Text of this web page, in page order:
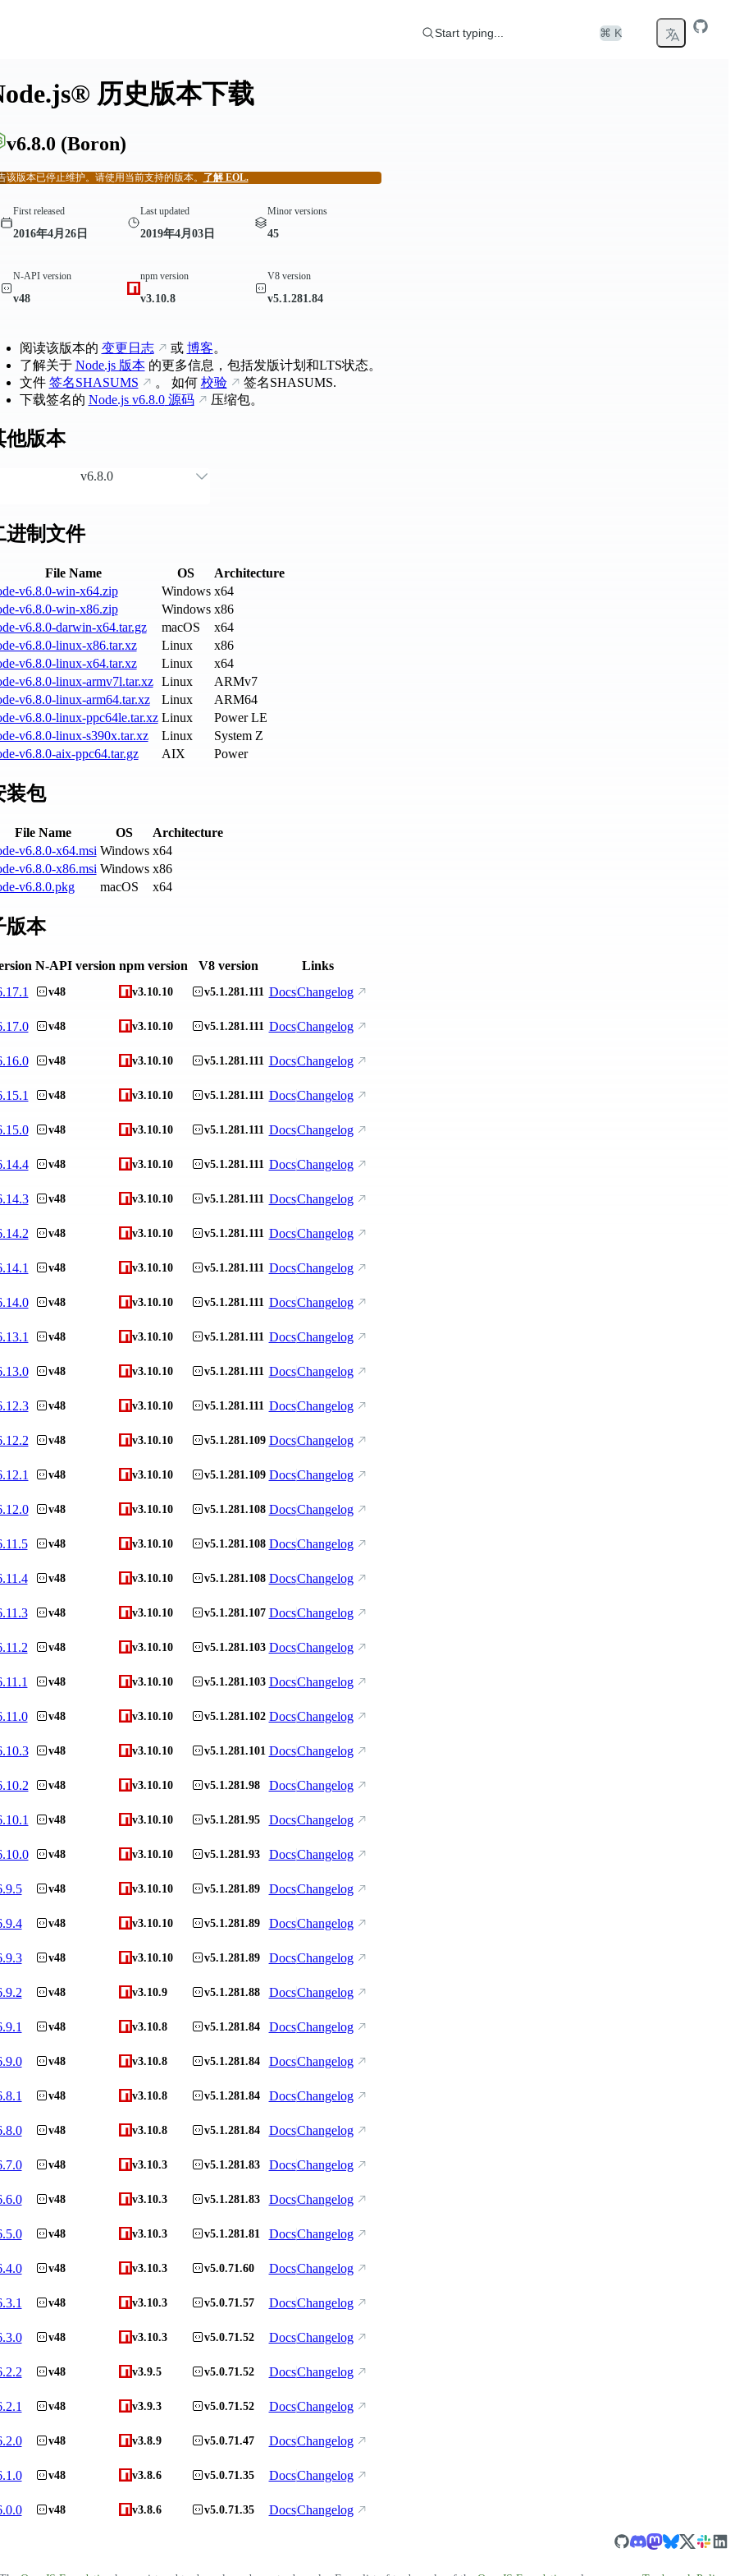
Start typing... ⌘ K
历史版本下载
v6.8.0 (Boron)
该版本已停止维护。请使用当前支持的版本。 了解 EOL.
First released
2016年4月26日
Last updated
2019年4月03日
Minor versions
45
N-API version
v48
npm version
v3.10.8
V8 version
v5.1.281.84
阅读该版本的 变更日志 或 博客。
了解关于 Node.js 版本的更多信息，包括发版计划和LTS状态。
文件 签名SHASUMS 。 如何 校验
签名SHASUMS.
下载签名的 Node.js v6.8.0源码 压缩包。
他版本
v6.8.0
进制文件
File Name OS
Architecture
v6.8.0-win-x64.zip
Windows x64
v6.8.0-win-x86.zip
Windows x86
v6.8.0-darwin-x64.tar.gz
macOS
x64
v6.8.0-linux-x86.tar.xz
Linux
x86
v6.8.0-linux-x64.tar.xz
Linux
x64
v6.8.0-linux-armv7l.tar.xz
Linux
ARMv7
v6.8.0-linux-arm64.tar.xz
Linux
ARM64
v6.8.0-linux-ppc64le.tar.xz Linux
Power LE
v6.8.0-linux-s390x.tar.xz
Linux
System Z
v6.8.0-aix-ppc64.tar.gz
AIX Power
装包
File Name OS
Architecture
v6.8.0-x64.msi Windows x64
v6.8.0-x86.msi Windows x86
v6.8.0.pkg
macOS x64
版本
N-API version npm version V8 version
Links
v48 v3.10.10 v5.1.281.111 DocsChangelog
v48 v3.10.10 v5.1.281.111 DocsChangelog
v48 v3.10.10 v5.1.281.111 DocsChangelog
v48 v3.10.10 v5.1.281.111 DocsChangelog
v48 v3.10.10 v5.1.281.111 DocsChangelog
v48 v3.10.10 v5.1.281.111 DocsChangelog
v48 v3.10.10 v5.1.281.111 DocsChangelog
v48 v3.10.10 v5.1.281.111 DocsChangelog
v48 v3.10.10 v5.1.281.111 DocsChangelog
v48 v3.10.10 v5.1.281.111 DocsChangelog
v48 v3.10.10 v5.1.281.111 DocsChangelog
v48 v3.10.10 v5.1.281.111 DocsChangelog
v48 v3.10.10 v5.1.281.111 DocsChangelog
v48 v3.10.10 v5.1.281.109 DocsChangelog
v48 v3.10.10 v5.1.281.109 DocsChangelog
v48 v3.10.10 v5.1.281.108 DocsChangelog
v48 v3.10.10 v5.1.281.108 DocsChangelog
v48 v3.10.10 v5.1.281.108 DocsChangelog
v48 v3.10.10 v5.1.281.107 DocsChangelog
v48 v3.10.10 v5.1.281.103 DocsChangelog
v48 v3.10.10 v5.1.281.103 DocsChangelog
v48 v3.10.10 v5.1.281.102 DocsChangelog
v48 v3.10.10 v5.1.281.101 DocsChangelog
v48 v3.10.10 v5.1.281.98 DocsChangelog
v48 v3.10.10 v5.1.281.95 DocsChangelog
v48 v3.10.10 v5.1.281.93 DocsChangelog
v48 v3.10.10 v5.1.281.89 DocsChangelog
v48 v3.10.10 v5.1.281.89 DocsChangelog
v48 v3.10.10 v5.1.281.89 DocsChangelog
v48 v3.10.9 v5.1.281.88 DocsChangelog
v48 v3.10.8 v5.1.281.84 DocsChangelog
v48 v3.10.8 v5.1.281.84 DocsChangelog
v48 v3.10.8 v5.1.281.84 DocsChangelog
v48 v3.10.8 v5.1.281.84 DocsChangelog
v48 v3.10.3 v5.1.281.83 DocsChangelog
v48 v3.10.3 v5.1.281.83 DocsChangelog
v48 v3.10.3 v5.1.281.81 DocsChangelog
v48 v3.10.3 v5.0.71.60 DocsChangelog
v48 v3.10.3 v5.0.71.57 DocsChangelog
v48 v3.10.3 v5.0.71.52 DocsChangelog
v48 v3.9.5 v5.0.71.52 DocsChangelog
v48 v3.9.3 v5.0.71.52 DocsChangelog
v48 v3.8.9 v5.0.71.47 DocsChangelog
v48 v3.8.6 v5.0.71.35 DocsChangelog
v48 v3.8.6 v5.0.71.35 DocsChangelog